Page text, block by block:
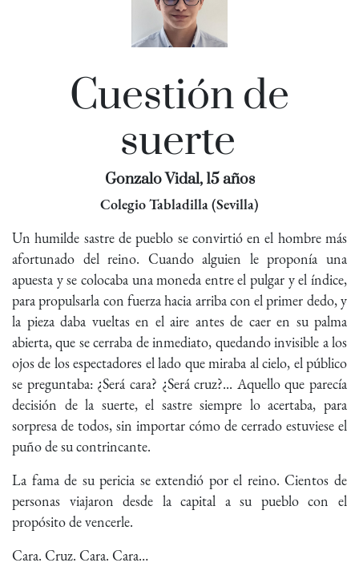
Cuestión de
suerte
Gonzalo Vidal, 15 años
Colegio Tabladilla (Sevilla)
Un humilde sastre de pueblo se convirtió en el hombre más
afortunado del reino. Cuando alguien le proponía una
apuesta y se colocaba una moneda entre el pulgar y el índice,
para propulsarla con fuerza hacia arriba con el primer dedo, y
la pieza daba vueltas en el aire antes de caer en su palma
abierta, que se cerraba de inmediato, quedando invisible a los
ojos de los espectadores el lado que miraba al cielo, el público
se preguntaba: ¿Será cara? ¿Será cruz?... Aquello que parecía
decisión de la suerte, el sastre siempre lo acertaba, para
sorpresa de todos, sin importar cómo de cerrado estuviese el
puño de su contrincante.
La fama de su pericia se extendió por el reino. Cientos de
personas viajaron desde la capital a su pueblo con el
propósito de vencerle.
Cara. Cruz. Cara. Cara…